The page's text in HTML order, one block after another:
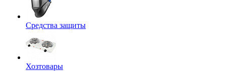
Средства защиты
Хозтовары